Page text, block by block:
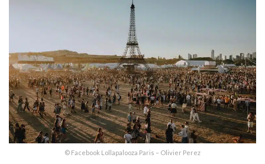
© Facebook Lollapalooza Paris – Olivier Perez